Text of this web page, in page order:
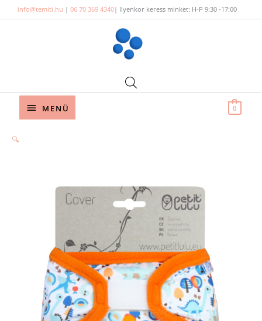
to
info@temiti.hu | 06 70 369 4340| Ilyenkor keress minket: H-P 9:30 -17:00
Below
MENÜ 0
🔍